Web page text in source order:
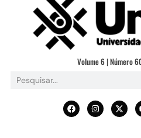
Volume 6 | Número